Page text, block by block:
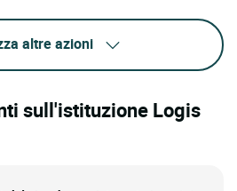
altre azioni
sull'istituzione Logis